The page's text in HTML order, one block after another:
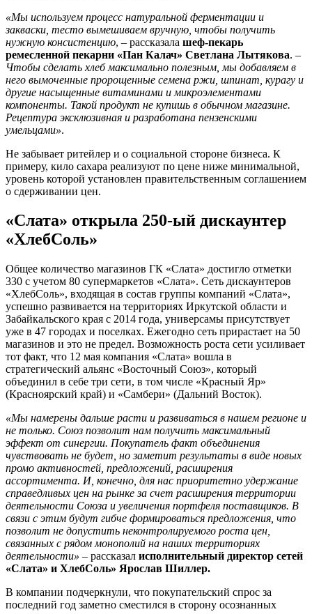
«Мы используем процесс натуральной ферментации и
закваски, тесто вымешиваем вручную, чтобы получить
нужную консистенцию, – рассказала шеф-пекарь
ремесленной пекарни «Пан Калач» Светлана Лытякова. –
Чтобы сделать хлеб максимально полезным, мы добавляем в
него вымоченные пророщенные семена ржи, шпинат, курагу и
другие насыщенные витаминами и микроэлементами
компоненты. Такой продукт не купишь в обычном магазине.
Рецептура эксклюзивная и разработана пензенскими
умельцами».
Не забывает ритейлер и о социальной стороне бизнеса. К
примеру, кило сахара реализуют по цене ниже минимальной,
уровень которой установлен правительственным соглашением
о сдерживании цен.
«Слата» открыла 250-ый дискаунтер
«ХлебСоль»
Общее количество магазинов ГК «Слата» достигло отметки
330 с учетом 80 супермаркетов «Слата». Сеть дискаунтеров
«ХлебСоль», входящая в состав группы компаний «Слата»,
успешно развивается на территориях Иркутской области и
Забайкальского края с 2014 года, универсамы присутствует
уже в 47 городах и поселках. Ежегодно сеть прирастает на 50
магазинов и это не предел. Возможность роста сети усиливает
тот факт, что 12 мая компания «Слата» вошла в
стратегический альянс «Восточный Союз», который
объединил в себе три сети, в том числе «Красный Яр»
(Красноярский край) и «Самбери» (Дальний Восток).
«Мы намерены дальше расти и развиваться в нашем регионе и
не только. Союз позволит нам получить максимальный
эффект от синергии. Покупатель факт объединения
чувствовать не будет, но заметит результаты в виде новых
промо активностей, предложений, расширения
ассортимента. И, конечно, для нас приоритетно удержание
справедливых цен на рынке за счет расширения территории
деятельности Союза и увеличения портфеля поставщиков. В
связи с этим будут гибче формироваться предложения, что
позволит не допустить неконтролируемого роста цен,
связанных с рядом монополий на наших территориях
деятельности» – рассказал исполнительный директор сетей
«Слата» и ХлебСоль» Ярослав Шиллер.
В компании подчеркнули, что покупательский спрос за
последний год заметно сместился в сторону осознанных